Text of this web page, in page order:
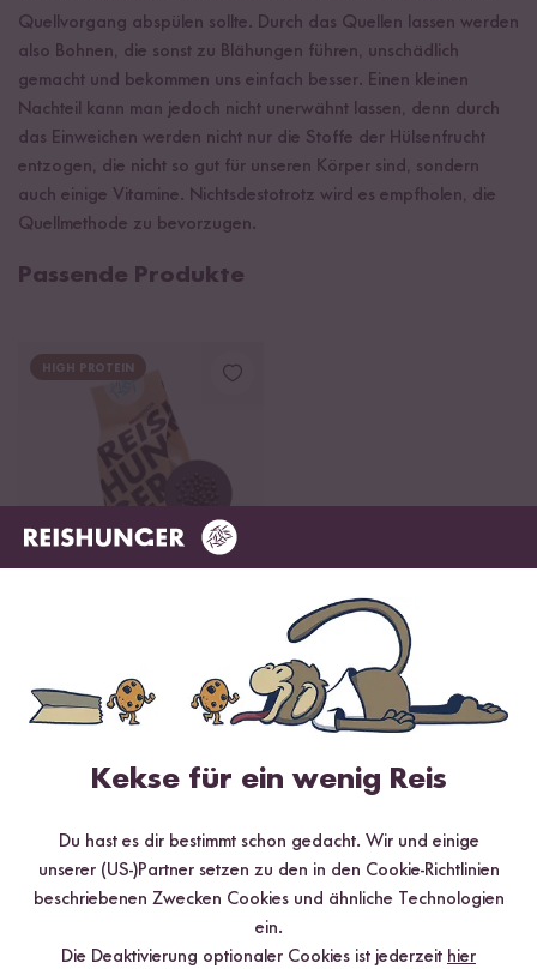
Quellvorgang abspülen sollte. Durch das Quellen lassen werden
also Bohnen, die sonst zu Blähungen führen, unschädlich
gemacht und bekommen uns einfach besser. Einen kleinen
Nachteil kann man jedoch nicht unerwähnt lassen, denn durch
das Einweichen werden nicht nur die Stoffe der Hülsenfrucht
entzogen, die nicht so gut für unseren Körper sind, sondern
auch einige Vitamine. Nichtsdestotrotz wird es empfholen, die
Quellmethode zu bevorzugen.
Passende Produkte
HIGH PROTEIN
Loading...
ab 6,99 €11,65 € / kg
Kekse für ein wenig Reis
Du hast es dir bestimmt schon gedacht. Wir und einige
unserer (US-)Partner setzen zu den in den Cookie-Richtlinien
beschriebenen Zwecken Cookies und ähnliche Technologien
ein.
Die Deaktivierung optionaler Cookies ist jederzeit hier